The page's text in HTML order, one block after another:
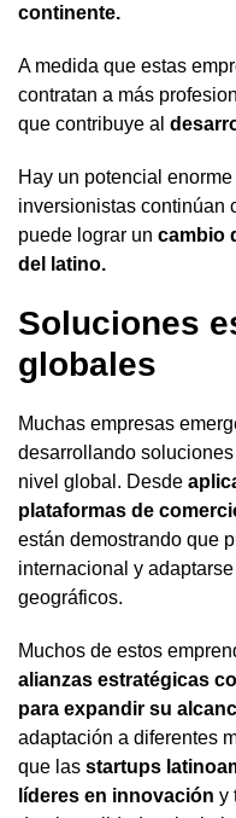
continente.
A medida que estas
contratan a más
que contribuye al
Hay un potencial
inversionistas continúan
puede lograr un cambio
del latino.
Soluciones
globales
Muchas empresas
desarrollando
nivel global. Desde
plataformas de
están demostrando que
internacional y
geográficos.
Muchos de estos
alianzas estratégicas
para expandir su
adaptación a diferentes
que las startups
líderes en innovación y